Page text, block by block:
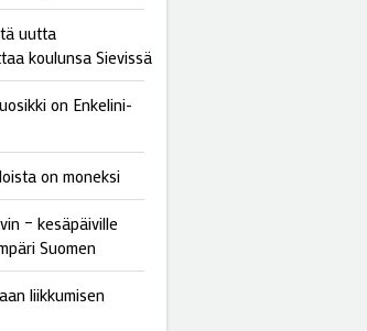
uutta
koulunsa Sievissä
on Enkelini-
on moneksi
– kesäpäiville
Suomen
liikkumisen